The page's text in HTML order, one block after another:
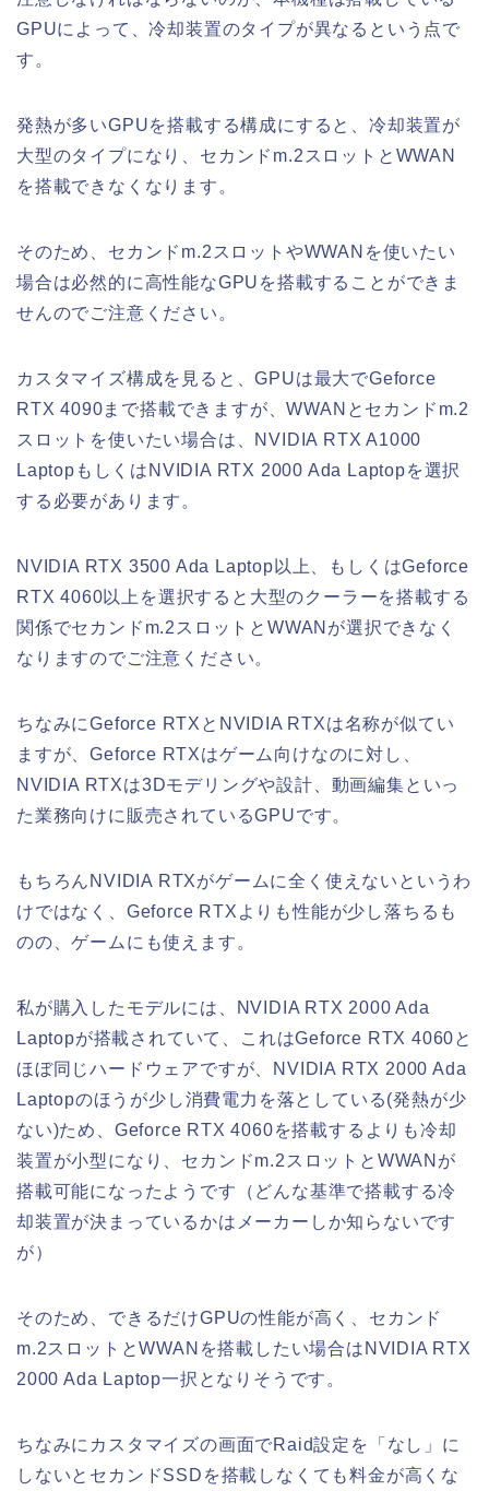
GPUによって、冷却装置のタイプが異なるという点で
す。
発熱が多いGPUを搭載する構成にすると、冷却装置が
大型のタイプになり、セカンドm.2スロットとWWAN
を搭載できなくなります。
そのため、セカンドm.2スロットやWWANを使いたい
場合は必然的に高性能なGPUを搭載することができま
せんのでご注意ください。
カスタマイズ構成を見ると、GPUは最大でGeforce
RTX 4090まで搭載できますが、WWANとセカンドm.2
スロットを使いたい場合は、NVIDIA RTX A1000
LaptopもしくはNVIDIA RTX 2000 Ada Laptopを選択
する必要があります。
NVIDIA RTX 3500 Ada Laptop以上、もしくはGeforce
RTX 4060以上を選択すると大型のクーラーを搭載する
関係でセカンドm.2スロットとWWANが選択できなく
なりますのでご注意ください。
ちなみにGeforce RTXとNVIDIA RTXは名称が似てい
ますが、Geforce RTXはゲーム向けなのに対し、
NVIDIA RTXは3Dモデリングや設計、動画編集といっ
た業務向けに販売されているGPUです。
もちろんNVIDIA RTXがゲームに全く使えないというわ
けではなく、Geforce RTXよりも性能が少し落ちるも
のの、ゲームにも使えます。
私が購入したモデルには、NVIDIA RTX 2000 Ada
Laptopが搭載されていて、これはGeforce RTX 4060と
ほぼ同じハードウェアですが、NVIDIA RTX 2000 Ada
Laptopのほうが少し消費電力を落としている(発熱が少
ない)ため、Geforce RTX 4060を搭載するよりも冷却
装置が小型になり、セカンドm.2スロットとWWANが
搭載可能になったようです（どんな基準で搭載する冷
却装置が決まっているかはメーカーしか知らないです
が）
そのため、できるだけGPUの性能が高く、セカンド
m.2スロットとWWANを搭載したい場合はNVIDIA RTX
2000 Ada Laptop一択となりそうです。
ちなみにカスタマイズの画面でRaid設定を「なし」に
しないとセカンドSSDを搭載しなくても料金が高くな